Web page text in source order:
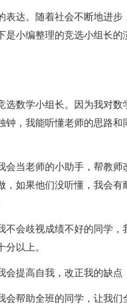
表达。随着社会不断地进
小编整理的竞选小组长的
选数学小组长。因为我对
，我能听懂老师的思路和
会当老师的小助手，帮教
，如果他们没听懂，我会
不会歧视成绩不好的同学
以上。
提高自我，改正我的缺点
帮助全班的同学，让我们